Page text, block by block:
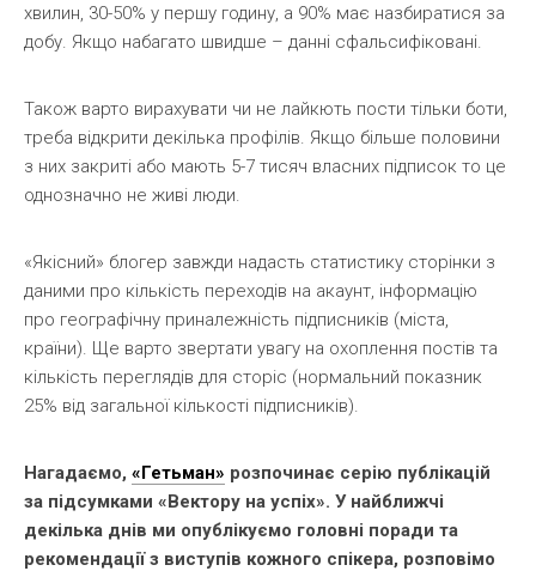
хвилин, 30-50% у першу годину, а 90% має назбиратися за
добу. Якщо набагато швидше – данні сфальсифіковані.
Також варто вирахувати чи не лайкють пости тільки боти,
треба відкрити декілька профілів. Якщо більше половини
з них закриті або мають 5-7 тисяч власних підписок то це
однозначно не живі люди.
«Якісний» блогер завжди надасть статистику сторінки з
даними про кількість переходів на акаунт, інформацію
про географічну приналежність підписників (міста,
країни). Ще варто звертати увагу на охоплення постів та
кількість переглядів для сторіс (нормальний показник
25% від загальної кількості підписників).
Нагадаємо, «Гетьман» розпочинає серію публікацій
за підсумками «Вектору на успіх». У найближчі
декілька днів ми опублікуємо головні поради та
рекомендації з виступів кожного спікера, розповімо